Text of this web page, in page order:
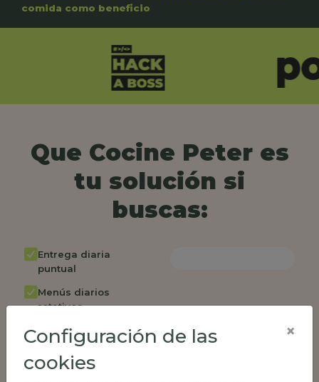
comida como beneficio
Que Cocine Peter es
tu solución si
buscas:
Entrega diaria
puntual
Menús diarios
rotativos
Cambio de menú
semanalmente
Factura única
Configuración de las
cookies
×